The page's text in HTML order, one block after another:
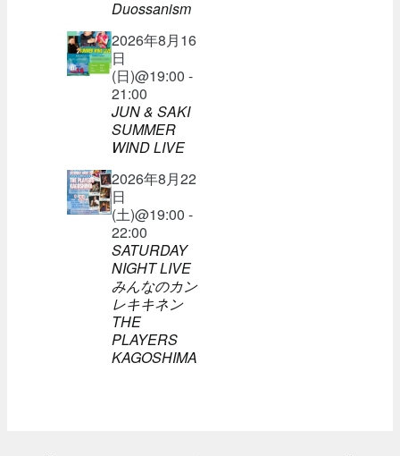
Duossanism
2026年8月16
日
(日)@19:00 -
21:00
JUN & SAKI
SUMMER
WIND LIVE
2026年8月22
日
(土)@19:00 -
22:00
SATURDAY
NIGHT LIVE
みんなのカン
レキキネン
THE
PLAYERS
KAGOSHIMA